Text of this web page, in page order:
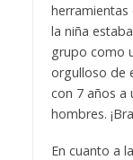
herramientas
la niña
grupo como
orgulloso de
con 7 años a
hombres.
En cuanto a